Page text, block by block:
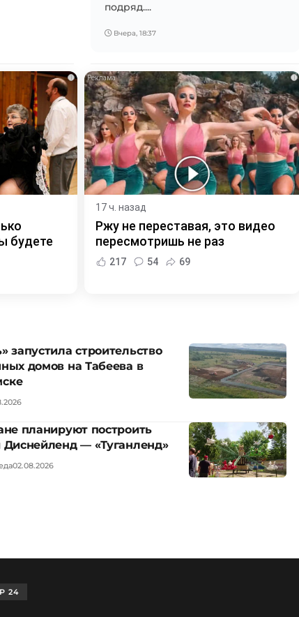
подряд....
Вчера, 18:37
i
будете
i
17 ч. назад
Ржу не переставая, это видео
пересмотришь не раз
217 54 69
запустила строительство
домов на Табеева в
планируют построить
Диснейленд — «Туганленд»
02.08.2026
24